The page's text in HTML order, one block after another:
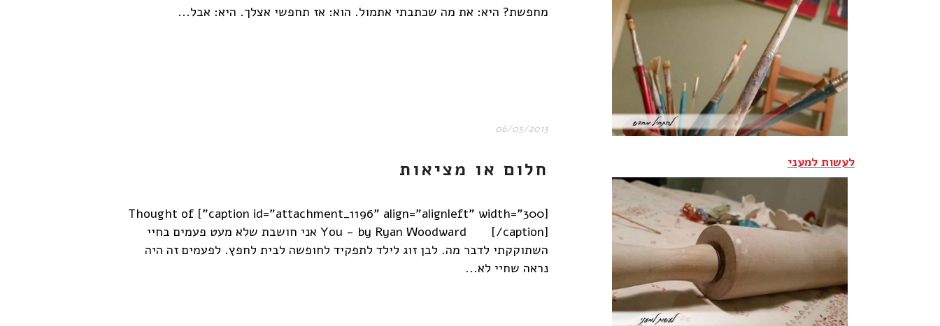
מחפשת? היא: את מה שכתבתי אתמול. הוא: אז תחפשי אצלך. היא: אבל...
06/05/2013
חלום או מציאות
[caption id="attachment_1196" align="alignleft" width="300"] Thought of
You - by Ryan Woodward [/caption] אני חושבת שלא מעט פעמים בחיי
השתוקקתי לדבר מה. לבן זוג לילד לתפקיד לחופשה לבית לחפץ. לפעמים זה היה
נראה שחיי לא...
לעשות למעני